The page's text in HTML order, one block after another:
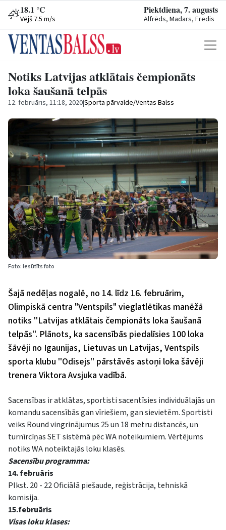
18.1 °C
Vējš 7.5 m/s
Piektdiena, 7. augusts
Alfrēds, Madars, Fredis
Notiks Latvijas atklātais čempionāts
loka šaušanā telpās
12. februāris, 11:18, 2020|Sporta pārvalde/Ventas Balss
Foto: Iesūtīts foto
Šajā nedēļas nogalē, no 14. līdz 16. februārim,
Olimpiskā centra "Ventspils" vieglatlētikas manēžā
notiks ''Latvijas atklātais čempionāts loka šaušanā
telpās''. Plānots, ka sacensībās piedalīsies 100 loka
šāvēji no Igaunijas, Lietuvas un Latvijas, Ventspils
sporta klubu ''Odisejs'' pārstāvēs astoņi loka šāvēji
trenera Viktora Avsjuka vadībā.
Sacensības ir atklātas, sportisti sacentīsies individuālajās un
komandu sacensībās gan vīriešiem, gan sievietēm. Sportisti
veiks Round vingrinājumus 25 un 18 metru distancēs, un
turnīrcīņas SET sistēmā pēc WA noteikumiem. Vērtējums
notiks WA noteiktajās loku klasēs.
Sacensību programma:
14. februāris
Plkst. 20 - 22 Oficiālā piešaude, reģistrācija, tehniskā
komisija.
15.februāris
Visas loku klases: